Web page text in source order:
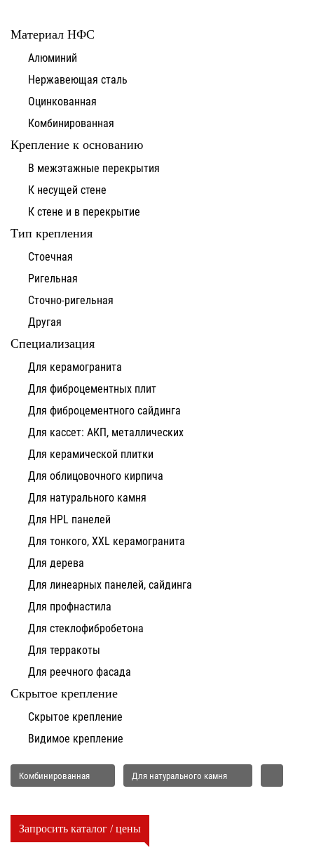
Материал НФС
Алюминий
Нержавеющая сталь
Оцинкованная
Комбинированная
Крепление к основанию
В межэтажные перекрытия
К несущей стене
К стене и в перекрытие
Тип крепления
Стоечная
Ригельная
Сточно-ригельная
Другая
Специализация
Для керамогранита
Для фиброцементных плит
Для фиброцементного сайдинга
Для кассет: АКП, металлических
Для керамической плитки
Для облицовочного кирпича
Для натурального камня
Для HPL панелей
Для тонкого, XXL керамогранита
Для дерева
Для линеарных панелей, сайдинга
Для профнастила
Для стеклофибробетона
Для терракоты
Для реечного фасада
Скрытое крепление
Скрытое крепление
Видимое крепление
Комбинированная Для натурального камня
Запросить каталог / цены